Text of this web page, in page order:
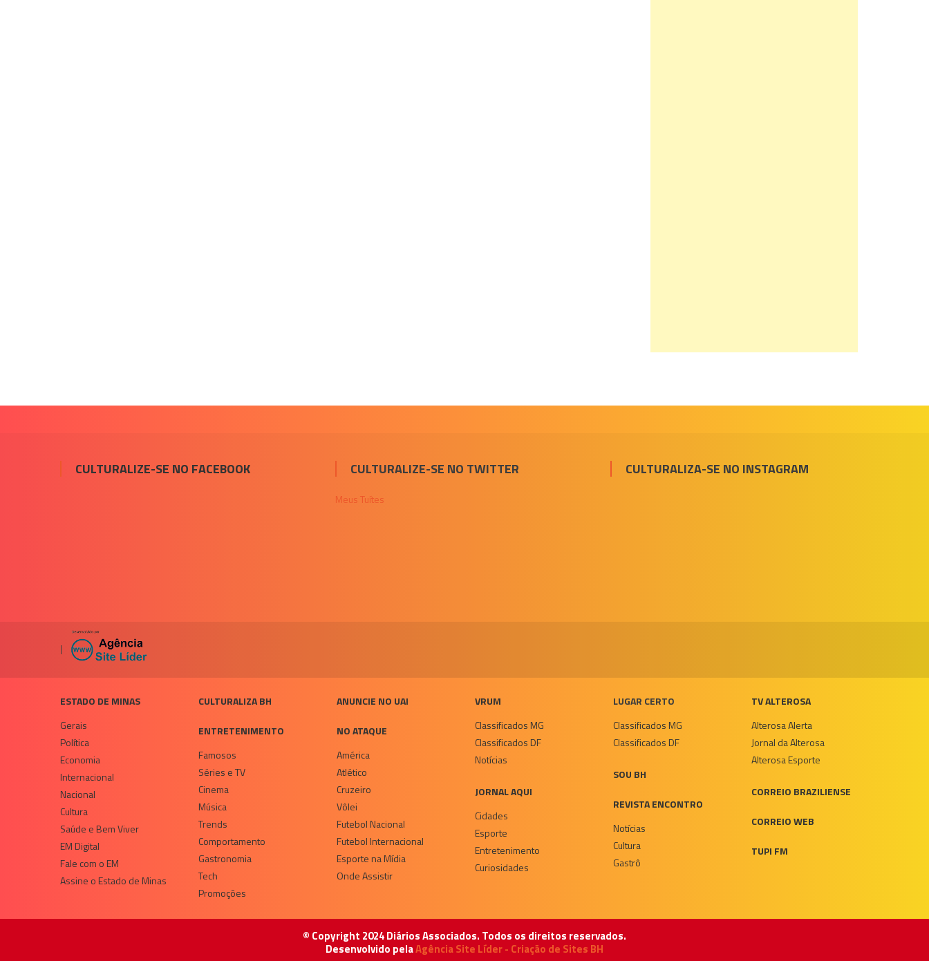
CULTURALIZE-SE NO FACEBOOK CULTURALIZE-SE NO TWITTER
Meus Tuítes
CULTURALIZA-SE NO INSTAGRAM
|
ESTADO DE MINAS
Gerais
Política
Economia
Internacional
Nacional
Cultura
Saúde e Bem Viver
EM Digital
Fale com o EM
Assine o Estado de Minas
CULTURALIZA BH
ENTRETENIMENTO
Famosos
Séries e TV
Cinema
Música
Trends
Comportamento
Gastronomia
Tech
Promoções
ANUNCIE NO UAI
NO ATAQUE
América
Atlético
Cruzeiro
Vôlei
Futebol Nacional
Futebol Internacional
Esporte na Mídia
Onde Assistir
VRUM
Classificados MG
Classificados DF
Notícias
JORNAL AQUI
Cidades
Esporte
Entretenimento
Curiosidades
LUGAR CERTO
Classificados MG
Classificados DF
SOU BH
REVISTA ENCONTRO
Notícias
Cultura
Gastrô
TV ALTEROSA
Alterosa Alerta
Jornal da Alterosa
Alterosa Esporte
CORREIO BRAZILIENSE
CORREIO WEB
TUPI FM
© Copyright 2024 Diários Associados. Todos os direitos reservados.
Desenvolvido pelaAgência Site Líder - Criação de Sites BH